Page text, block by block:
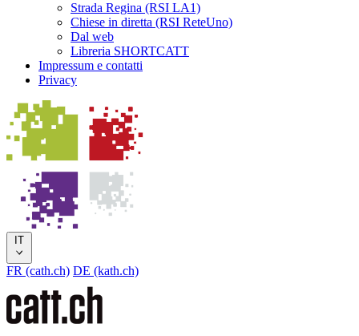
Strada Regina (RSI LA1)
Chiese in diretta (RSI ReteUno)
Dal web
Libreria SHORTCATT
Impressum e contatti
Privacy
IT
FR (cath.ch) DE (kath.ch)